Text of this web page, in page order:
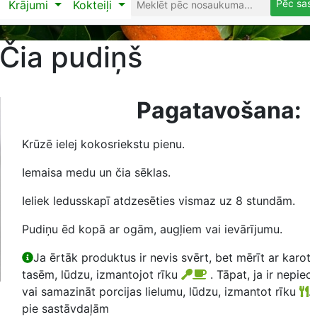
Krājumi Kokteiļi Pēc
Čia pudiņš
Pagatavošana:
Krūzē ielej kokosriekstu pienu.
Iemaisa medu un čia sēklas.
Ieliek ledusskapī atdzesēties vismaz uz 8 stundām.
Pudiņu ēd kopā ar ogām, augļiem vai ievārījumu.
Ja ērtāk produktus ir nevis svērt, bet mērīt ar
tasēm, lūdzu, izmantojot rīku
. Tāpat, ja ir
vai samazināt porcijas lielumu, lūdzu, izmantot rīku
.
pie sastāvdaļām